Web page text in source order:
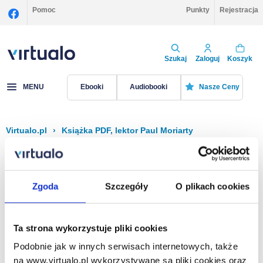
Zgoda Szczegóły O plikach cookies
Ta strona wykorzystuje pliki cookies
Podobnie jak w innych serwisach internetowych, także
na www.virtualo.pl wykorzystywane są pliki cookies oraz
Pomoc Punkty Rejestracja
Szukaj Zaloguj Koszyk
MENU Ebooki Audiobooki Nasze Ceny
Virtualo.pl › Książka PDF, lektor Paul Moriarty
Filtruj Sortuj
Na stronie